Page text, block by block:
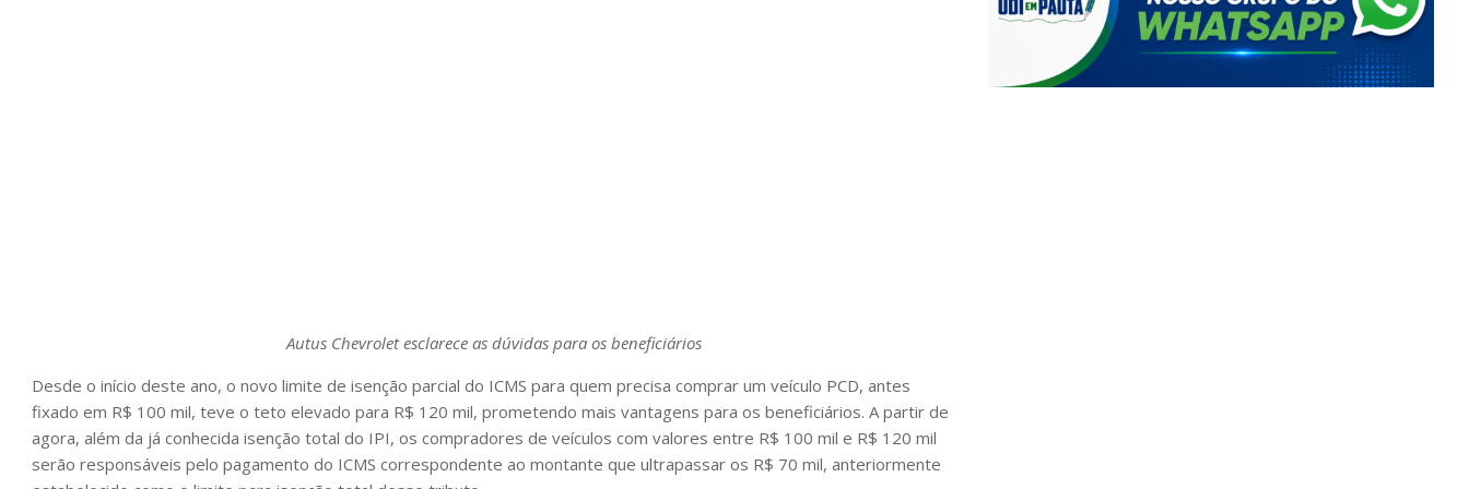
Autus Chevrolet esclarece as dúvidas para os beneficiários
Desde o início deste ano, o novo limite de isenção parcial do ICMS para quem precisa comprar um veículo PCD, antes
fixado em R$ 100 mil, teve o teto elevado para R$ 120 mil, prometendo mais vantagens para os beneficiários. A partir de
agora, além da já conhecida isenção total do IPI, os compradores de veículos com valores entre R$ 100 mil e R$ 120 mil
serão responsáveis pelo pagamento do ICMS correspondente ao montante que ultrapassar os R$ 70 mil, anteriormente